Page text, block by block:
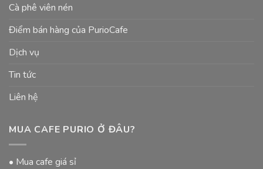
Cà phê viên nén
Điểm bán hàng của PurioCafe
Dịch vụ
Tin tức
Liên hệ
MUA CAFE PURIO Ở ĐÂU?
• Mua cafe giá sỉ